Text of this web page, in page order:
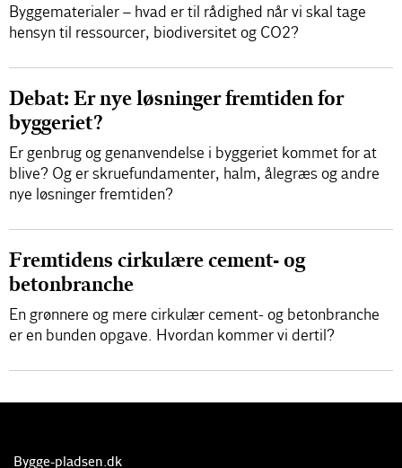
Byggematerialer – hvad er til rådighed når vi skal tage
hensyn til ressourcer, biodiversitet og CO2?
Debat: Er nye løsninger fremtiden for
byggeriet?
Er genbrug og genanvendelse i byggeriet kommet for at
blive? Og er skruefundamenter, halm, ålegræs og andre
nye løsninger fremtiden?
Fremtidens cirkulære cement- og
betonbranche
En grønnere og mere cirkulær cement- og betonbranche
er en bunden opgave. Hvordan kommer vi dertil?
Bygge-pladsen.dk